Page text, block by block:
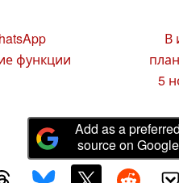
функции
В
5
Add as a preferred
source on Google